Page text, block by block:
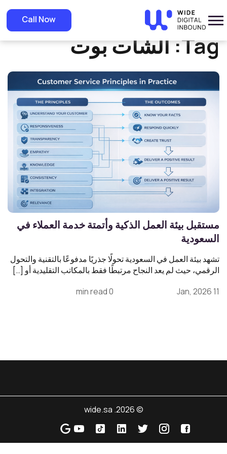
Call Now Home
» الشات بوت
Tag: الشات بوت
مستقبل بيئة العمل الذكية وأتمتة خدمة العملاء في
السعودية
تشهد بيئة العمل في السعودية تحولًا جذريًا مدفوعًا بالتقنية والتحول
الرقمي، حيث لم يعد النجاح مرتبطًا فقط بالمكاتب التقليدية أو […]
11 Jan, 2026
0 min read
© 2026. wide.sa